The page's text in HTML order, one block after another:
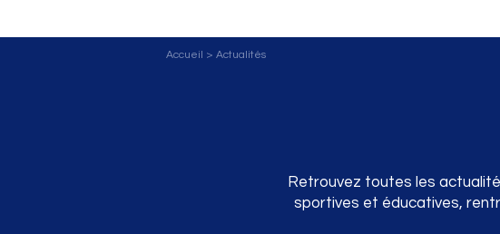
Accueil > Actualités
Retrouvez toutes les
sportives et éducatives,